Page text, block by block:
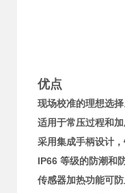
优点
现场校准的理想选
适用于常压过程和
采用集成手柄设计
IP66 等级的防潮和
传感器加热功能可